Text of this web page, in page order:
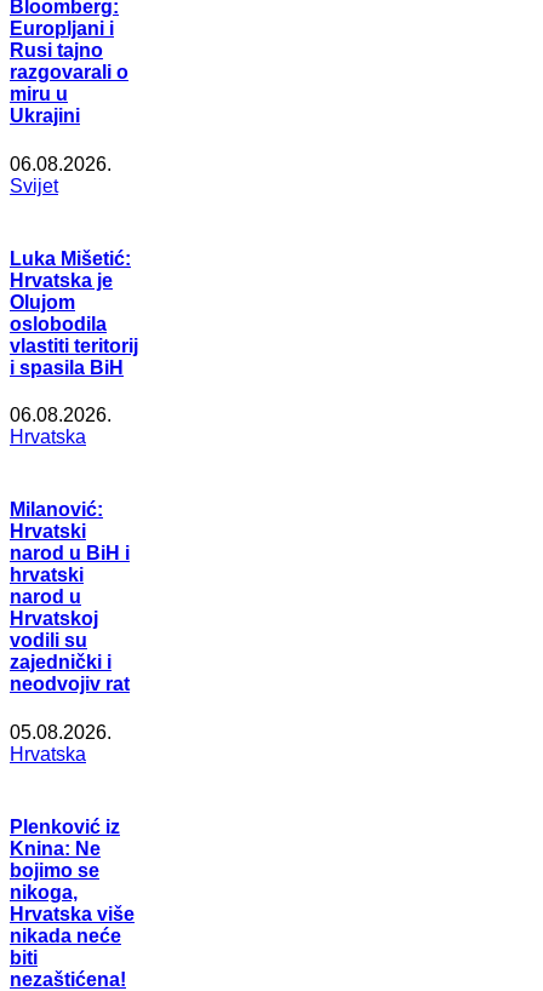
Bloomberg:
Europljani i
Rusi tajno
razgovarali o
miru u
Ukrajini
06.08.2026.
Svijet
Luka Mišetić:
Hrvatska je
Olujom
oslobodila
vlastiti teritorij
i spasila BiH
06.08.2026.
Hrvatska
Milanović:
Hrvatski
narod u BiH i
hrvatski
narod u
Hrvatskoj
vodili su
zajednički i
neodvojiv rat
05.08.2026.
Hrvatska
Plenković iz
Knina: Ne
bojimo se
nikoga,
Hrvatska više
nikada neće
biti
nezaštićena!